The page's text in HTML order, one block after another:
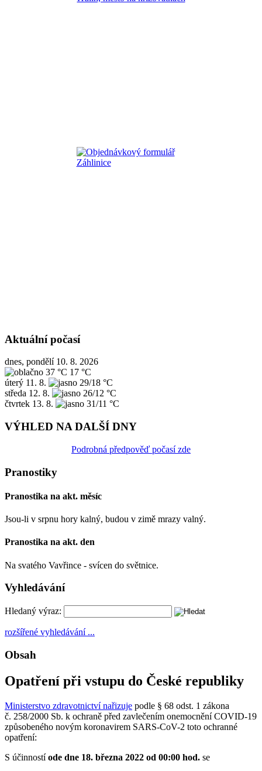
Aktuální počasí
dnes, pondělí 10. 8. 2026
37 °C 17 °C
úterý 11. 8.
29/18 °C
středa 12. 8.
26/12 °C
čtvrtek 13. 8. 31/11 °C
VÝHLED NA DALŠÍ DNY
Podrobná předpověď počasí zde
Pranostiky
Pranostika na akt. měsíc
Jsou-li v srpnu hory kalný, budou v zimě mrazy valný.
Pranostika na akt. den
Na svatého Vavřince - svícen do světnice.
Vyhledávání
Hledaný výraz:
rozšířené vyhledávání ...
Obsah
Opatření při vstupu do České republiky
Ministerstvo zdravotnictví nařizuje podle § 68 odst. 1 zákona
č. 258/2000 Sb. k ochraně před zavlečením onemocnění COVID-19
způsobeného novým koronavirem SARS-CoV-2 toto ochranné
opatření:
S účinnostíode dne 18. března 2022 od 00:00 hod. se